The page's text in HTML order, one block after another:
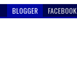
BLOGGER FACEBOOK